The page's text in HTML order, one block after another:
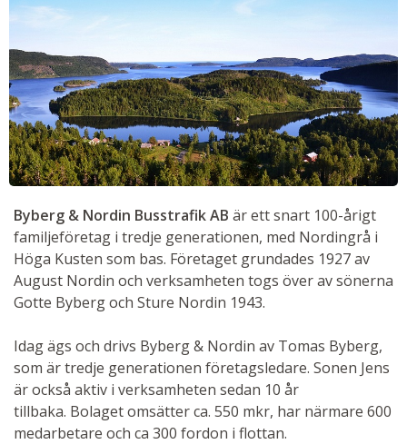
Byberg & Nordin Busstrafik AB är ett snart 100-årigt
familjeföretag i tredje generationen, med Nordingrå i
Höga Kusten som bas. Företaget grundades 1927 av
August Nordin och verksamheten togs över av sönerna
Gotte Byberg och Sture Nordin 1943.
Idag ägs och drivs Byberg & Nordin av Tomas Byberg,
som är tredje generationen företagsledare. Sonen Jens
är också aktiv i verksamheten sedan 10 år
tillbaka. Bolaget omsätter ca. 550 mkr, har närmare 600
medarbetare och ca 300 fordon i flottan.